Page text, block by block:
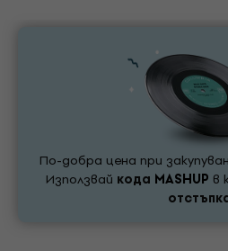
По-добра цена при
Използвай кода MASHUP в